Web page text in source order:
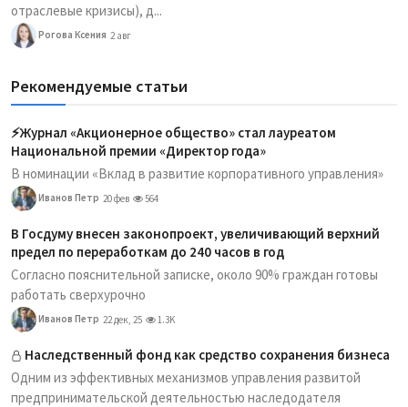
отраслевые кризисы), д...
Рогова Ксения 2 авг
Рекомендуемые статьи
⚡️Журнал «Акционерное общество» стал лауреатом
Национальной премии «Директор года»
В номинации «Вклад в развитие корпоративного управления»
Иванов Петр 20 фев 564
В Госдуму внесен законопроект, увеличивающий верхний
предел по переработкам до 240 часов в год
Согласно пояснительной записке, около 90% граждан готовы
работать сверхурочно
Иванов Петр 22 дек, 25 1.3K
Наследственный фонд как средство сохранения бизнеса
Одним из эффективных механизмов управления развитой
предпринимательской деятельностью наследодателя